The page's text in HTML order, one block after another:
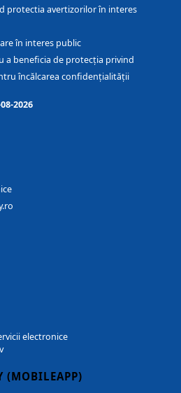
protectia avertizorilor în interes
în interes public
a beneficia de protecția privind
încălcarea confidențialității
2026
electronice
(MOBILEAPP)